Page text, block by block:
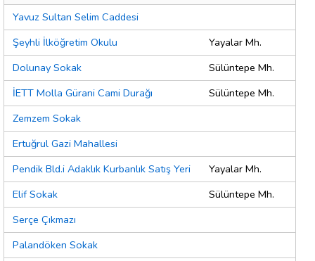
Yavuz Sultan Selim Caddesi
Şeyhli İlköğretim Okulu
Yayalar Mh.
Dolunay Sokak
Sülüntepe Mh.
İETT Molla Gürani Cami Durağı
Sülüntepe Mh.
Zemzem Sokak
Ertuğrul Gazi Mahallesi
Pendik Bld.i Adaklık Kurbanlık Satış Yeri
Yayalar Mh.
Elif Sokak
Sülüntepe Mh.
Serçe Çıkmazı
Palandöken Sokak